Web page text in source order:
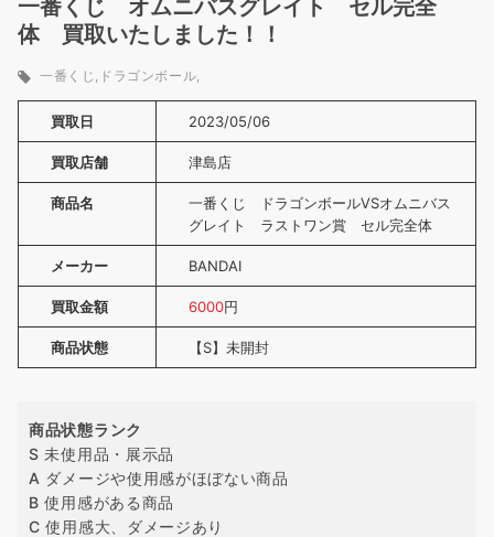
一番くじ オムニバスグレイト セル完全
体 買取いたしました！！
一番くじ ドラゴンボール
買取日 2023/05/06
買取店舗 津島店
商品名
一番くじ ドラゴンボールVSオムニバス
グレイト ラストワン賞 セル完全体
メーカー BANDAI
買取金額 6000円
商品状態 【S】未開封
商品状態ランク
S 未使用品・展示品
A ダメージや使用感がほぼない商品
B 使用感がある商品
C 使用感大、ダメージあり